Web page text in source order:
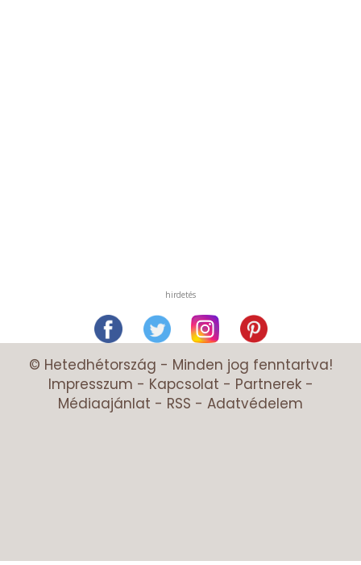
hirdetés
© Hetedhétország - Minden jog fenntartva!
Impresszum - Kapcsolat - Partnerek-
Médiaajánlat - RSS - Adatvédelem